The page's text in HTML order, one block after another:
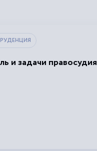
и задачи правосудия